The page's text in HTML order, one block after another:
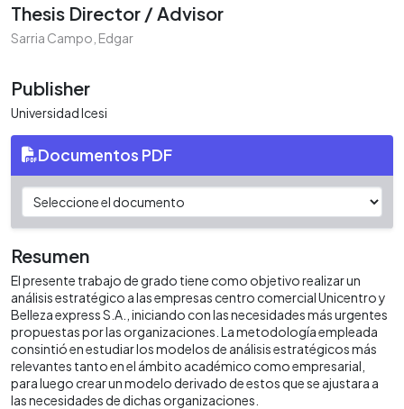
Thesis Director / Advisor
Sarria Campo, Edgar
Publisher
Universidad Icesi
Documentos PDF
Resumen
El presente trabajo de grado tiene como objetivo realizar un
análisis estratégico a las empresas centro comercial Unicentro y
Belleza express S.A., iniciando con las necesidades más urgentes
propuestas por las organizaciones. La metodología empleada
consintió en estudiar los modelos de análisis estratégicos más
relevantes tanto en el ámbito académico como empresarial,
para luego crear un modelo derivado de estos que se ajustara a
las necesidades de dichas organizaciones.